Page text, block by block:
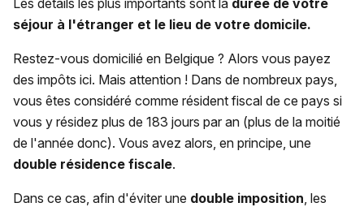
séjour à l'étranger et le lieu de votre domicile.
Restez-vous domicilié en Belgique ? Alors vous payez
des impôts ici. Mais attention ! Dans de nombreux pays,
vous êtes considéré comme résident fiscal de ce pays si
vous y résidez plus de 183 jours par an (plus de la moitié
de l'année donc). Vous avez alors, en principe, une
double résidence fiscale.
Dans ce cas, afin d'éviter une double imposition , les